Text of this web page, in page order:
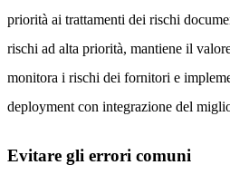
priorità ai trattamenti dei rischi
rischi ad alta priorità, mantiene il
monitora i rischi dei fornitori e
deployment con integrazione del
Evitare gli errori comuni